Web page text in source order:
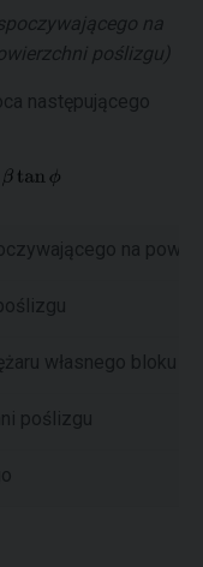
na
poślizgu)
następującego
na
własnego bloku
poślizgu